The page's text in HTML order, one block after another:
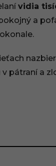
vidia
a
pátraní a